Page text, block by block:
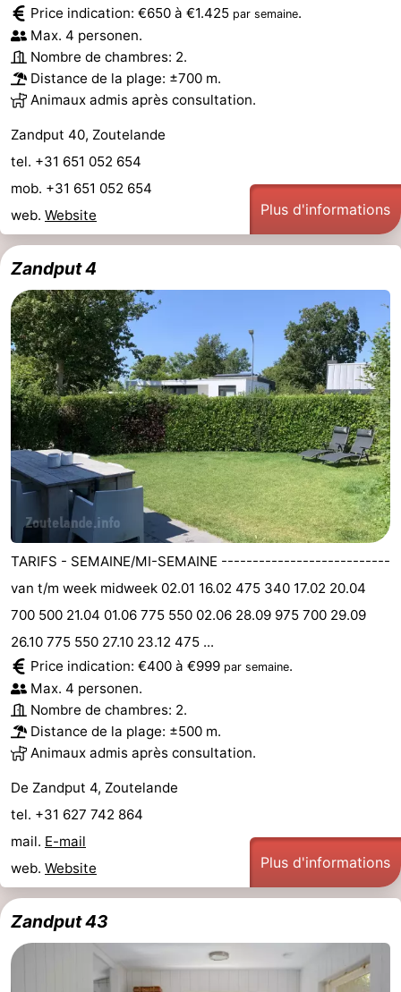
Price indication: €650 à €1.425 par semaine.
Max. 4 personen.
Nombre de chambres: 2.
Distance de la plage: ±700 m.
Animaux admis après consultation.
Zandput 40, Zoutelande
tel. +31 651 052 654
mob. +31 651 052 654
web. Website Plus d'informations
Zandput 4
TARIFS - SEMAINE/MI-SEMAINE ---------------------------
van t/m week midweek 02.01 16.02 475 340 17.02 20.04
700 500 21.04 01.06 775 550 02.06 28.09 975 700 29.09
26.10 775 550 27.10 23.12 475 ...
Price indication: €400 à €999 par semaine.
Max. 4 personen.
Nombre de chambres: 2.
Distance de la plage: ±500 m.
Animaux admis après consultation.
De Zandput 4, Zoutelande
tel. +31 627 742 864
mail. E-mail
web. Website Plus d'informations
Zandput 43